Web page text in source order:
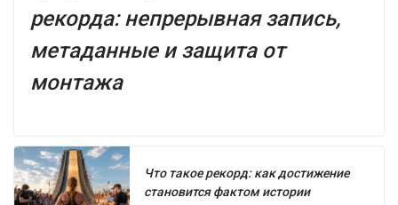
рекорда: непрерывная запись,
метаданные и защита от
монтажа
Что такое рекорд: как достижение
становится фактом истории